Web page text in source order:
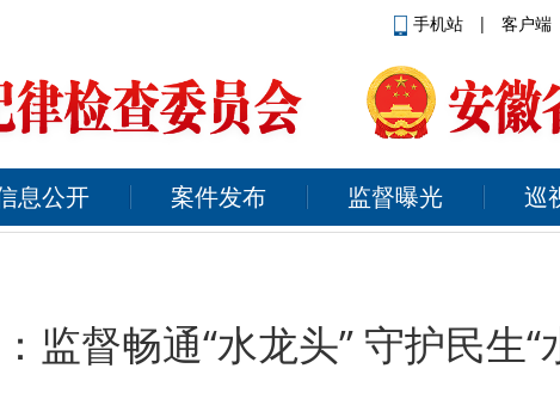
手机站 | 客户端
息公开 案件发布 监督曝光 巡
监督畅通“水龙头” 守护民生“